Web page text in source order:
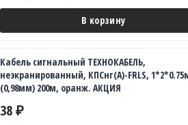
В корзину
Кабель сигнальный ТЕХНОКАБЕЛЬ,
неэкранированный, КПСнг(А)-FRLS,
(0,98мм) 200м, оранж. АКЦИЯ
38 ₽